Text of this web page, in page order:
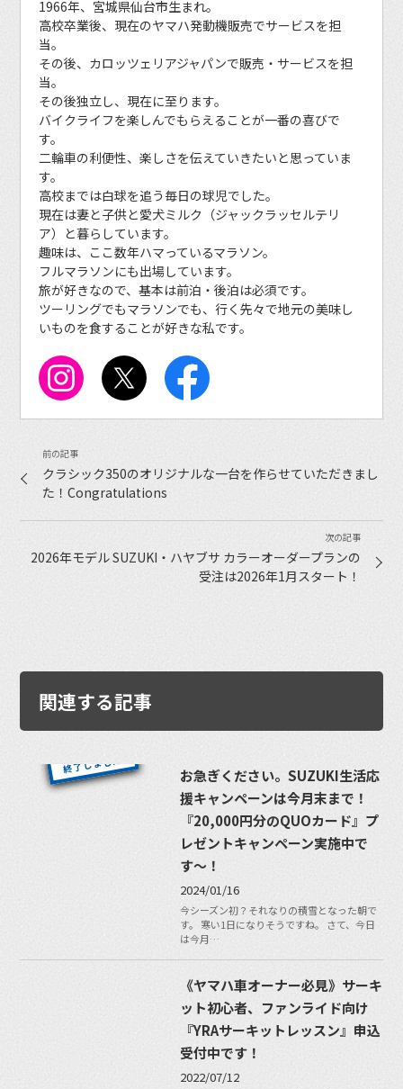
1966年、宮城県仙台市生まれ。
高校卒業後、現在のヤマハ発動機販売でサービスを担
当。
その後、カロッツェリアジャパンで販売・サービスを担
当。
その後独立し、現在に至ります。
バイクライフを楽しんでもらえることが一番の喜びで
す。
二輪車の利便性、楽しさを伝えていきたいと思っていま
す。
高校までは白球を追う毎日の球児でした。
現在は妻と子供と愛犬ミルク（ジャックラッセルテリ
ア）と暮らしています。
趣味は、ここ数年ハマっているマラソン。
フルマラソンにも出場しています。
旅が好きなので、基本は前泊・後泊は必須です。
ツーリングでもマラソンでも、行く先々で地元の美味し
いものを食することが好きな私です。
クラシック350のオリジナルな一台を作らせていただきまし
た！Congratulations
2026年モデル SUZUKI・ハヤブサ カラーオーダープランの
受注は2026年1月スタート！
関連する記事
お急ぎください。SUZUKI生活応
援キャンペーンは今月末まで！
『20,000円分のQUOカード』プ
レゼントキャンペーン実施中で
す〜！
2024/01/16
今シーズン初？それなりの積雪となった朝で
す。 寒い1日になりそうですね。 さて、今日
は今月…
《ヤマハ車オーナー必見》サーキ
ット初心者、ファンライド向け
『YRAサーキットレッスン』申込
受付中です！
2022/07/12